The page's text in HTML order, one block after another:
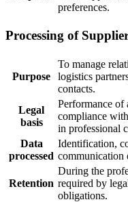
preferences.
Processing of
Purpose
To manage
logistics
contacts.
Legal
basis
Performance of
compliance
in professional
Data
processed
Identification,
communication
Retention
During the
required by
obligations.